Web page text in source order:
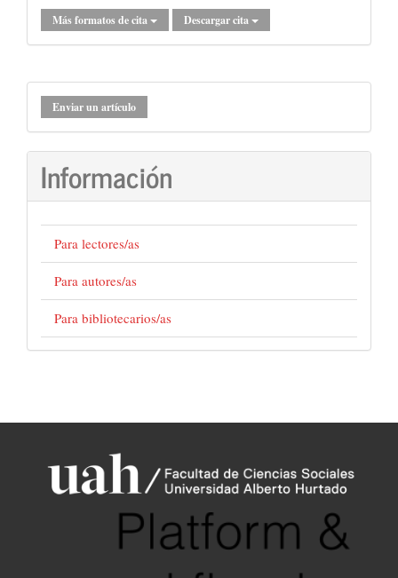
Más formatos de cita Descargar cita
Enviar
un
artículo
Enviar un artículo
Información
Para lectores/as
Para autores/as
Para bibliotecarios/as